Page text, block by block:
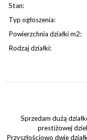
Stan:
Typ ogłoszenia:
Powierzchnia działki m2:
Rodzaj działki:
Sprzedam dużą
prestiżowej
Przyszłościowo dwie